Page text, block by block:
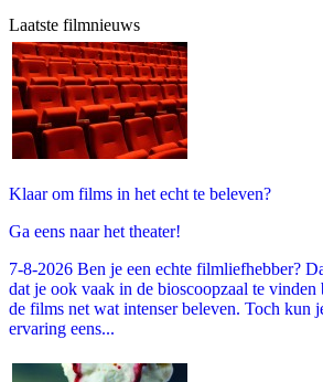
Laatste filmnieuws
Klaar om films in het echt te beleven?
Ga eens naar het theater!
7-8-2026 Ben je een echte filmliefhebber?
dat je ook vaak in de bioscoopzaal te
de films net wat intenser beleven. Toch kun
ervaring eens...